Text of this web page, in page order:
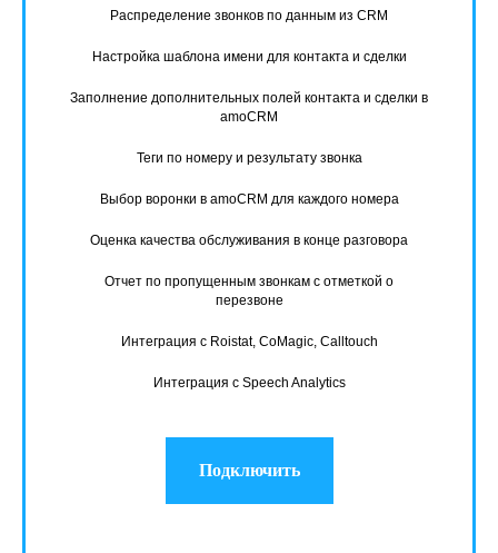
Распределение звонков по данным из CRM
Настройка шаблона имени для контакта и сделки
Заполнение дополнительных полей контакта и сделки в
amoCRM
Теги по номеру и результату звонка
Выбор воронки в amoCRM для каждого номера
Оценка качества обслуживания в конце разговора
Отчет по пропущенным звонкам с отметкой о
перезвоне
Интеграция с Roistat, CoMagic, Calltouch
Интеграция с Speech Analytics
Подключить